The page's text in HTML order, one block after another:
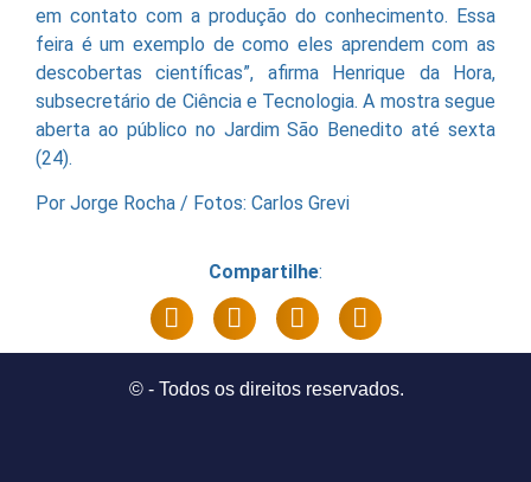
em contato com a produção do conhecimento. Essa
feira é um exemplo de como eles aprendem com as
descobertas científicas”, afirma Henrique da Hora,
subsecretário de Ciência e Tecnologia. A mostra segue
aberta ao público no Jardim São Benedito até sexta
(24).
Por Jorge Rocha / Fotos: Carlos Grevi
Compartilhe:
© - Todos os direitos reservados.